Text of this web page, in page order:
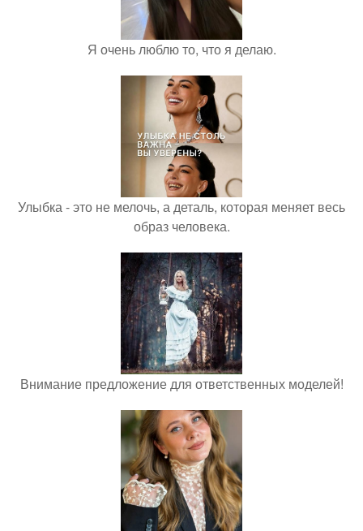
Я очень люблю то, что я делаю.
Улыбка - это не мелочь, а деталь, которая меняет весь
образ человека.
Внимание предложение для ответственных моделей!